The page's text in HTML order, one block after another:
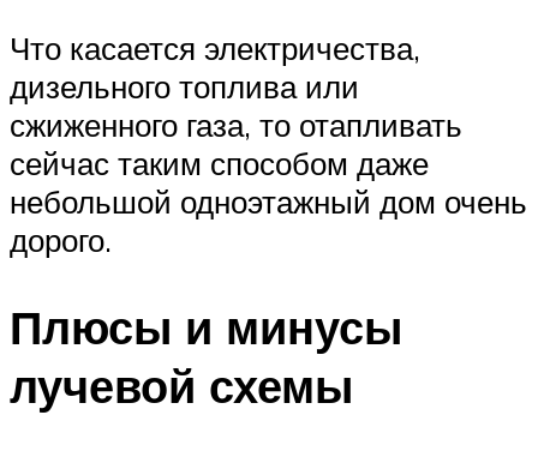
Что касается электричества,
дизельного топлива или
сжиженного газа, то отапливать
сейчас таким способом даже
небольшой одноэтажный дом очень
дорого.
Плюсы и минусы
лучевой схемы